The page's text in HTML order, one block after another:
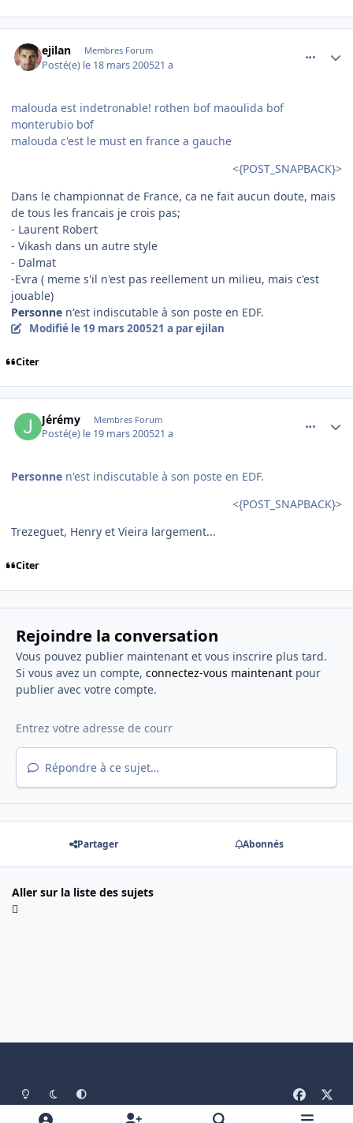
ejilan Membres Forum
Posté(e) le 18 mars 200521 a
malouda est indetronable! rothen bof maoulida bof
monterubio bof
malouda c'est le must en france a gauche
<{POST_SNAPBACK}>
Dans le championnat de France, ca ne fait aucun doute, mais
de tous les francais je crois pas;
- Laurent Robert
- Vikash dans un autre style
- Dalmat
-Evra ( meme s'il n'est pas reellement un milieu, mais c'est
jouable)
Personne n'est indiscutable à son poste en EDF.
Modifié le 19 mars 200521 a par ejilan
Citer
Jérémy Membres Forum
Posté(e) le 19 mars 200521 a
Personne n'est indiscutable à son poste en EDF.
<{POST_SNAPBACK}>
Trezeguet, Henry et Vieira largement...
Citer
Rejoindre la conversation
Vous pouvez publier maintenant et vous inscrire plus tard.
Si vous avez un compte, connectez-vous maintenantpour
publier avec votre compte.
Répondre à ce sujet…
Partager Abonnés
Aller sur la liste des sujets
Light ModeMode sombreSystem Preference
a